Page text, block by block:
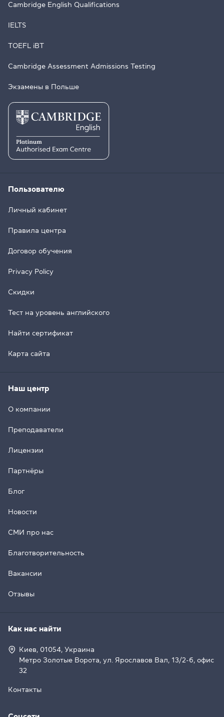
Cambridge English Qualifications
IELTS
TOEFL iBT
Cambridge Assessment Admissions Testing
Экзамены в Польше
Пользователю
Личный кабинет
Правила центра
Договор обучения
Privacy Policy
Скидки
Тест на уровень английского
Найти сертификат
Карта сайта
Наш центр
О компании
Преподаватели
Лицензии
Партнёры
Блог
Новости
СМИ про нас
Благотворительность
Вакансии
Отзывы
Как нас найти
Киев, 01054, Украина
Метро Золотые Ворота, ул. Ярославов Вал, 13/2-б, офис
32
Контакты